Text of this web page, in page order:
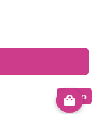
€ 3.00